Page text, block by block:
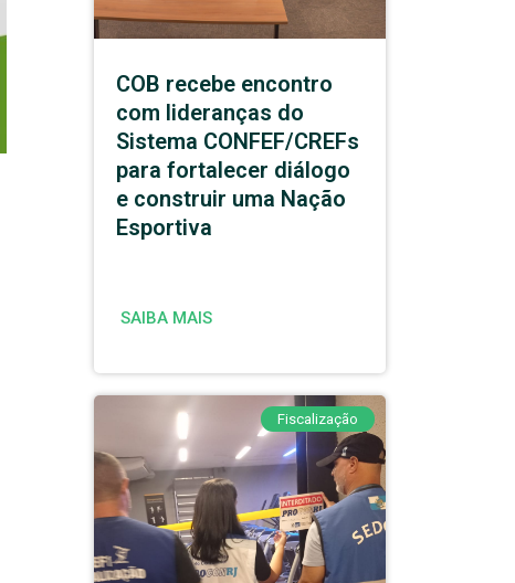
COB recebe encontro
com lideranças do
Sistema CONFEF/CREFs
para fortalecer diálogo
e construir uma Nação
Esportiva
SAIBA MAIS
Fiscalização